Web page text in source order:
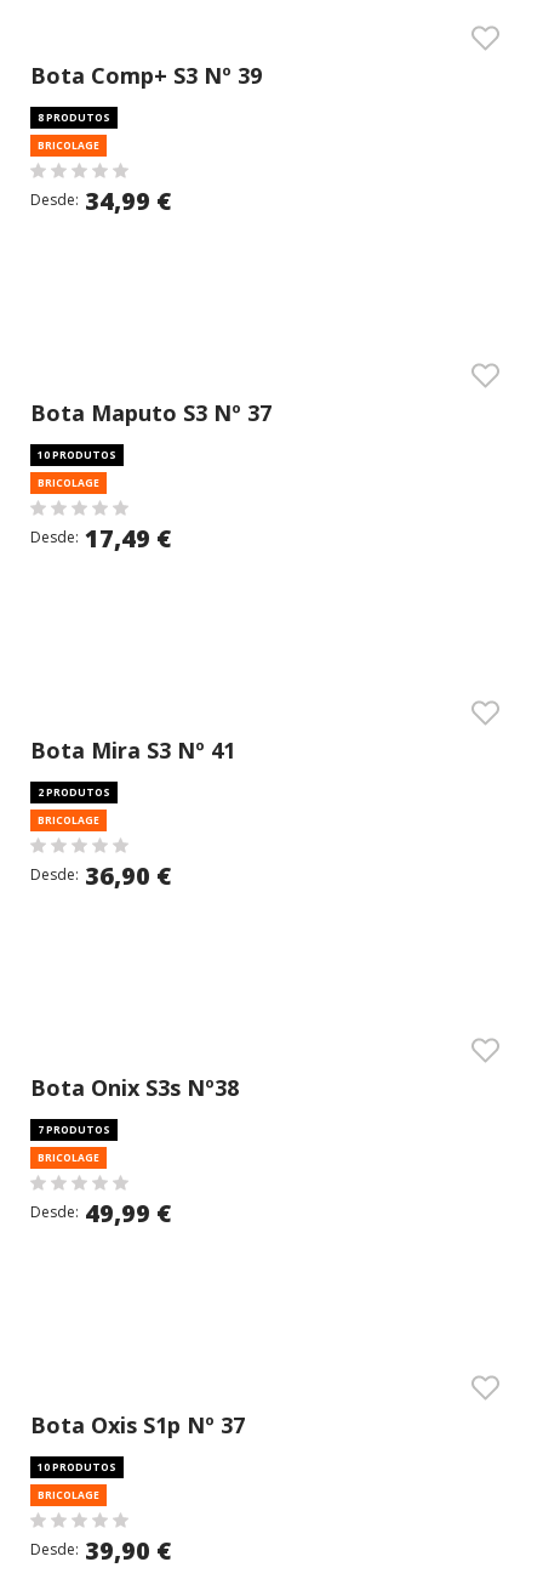
Bota Comp+ S3 Nº 39
8 PRODUTOS
BRICOLAGE
Desde: 34,99 €
Bota Maputo S3 Nº 37
10 PRODUTOS
BRICOLAGE
Desde: 17,49 €
Bota Mira S3 Nº 41
2 PRODUTOS
BRICOLAGE
Desde: 36,90 €
Bota Onix S3s Nº38
7 PRODUTOS
BRICOLAGE
Desde: 49,99 €
Bota Oxis S1p Nº 37
10 PRODUTOS
BRICOLAGE
Desde: 39,90 €